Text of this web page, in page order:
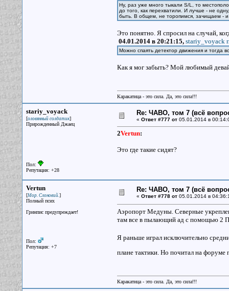
Ну, раз уже много тыкали S/L, то
до того, как перехватили. И лучше - не
быть. В общем, не торопимся, зачищаем - и
Это понятно. Я спросил на случай,
04.01.2014 в 20:21:15, stariy_voyack
Можно спаять детектор движения и тогда
Как я мог забыть? Мой любимый
Каракатица - это сила. Да, это сила!!!
stariy_voyack
[оловянный солдатик]
Прирожденный Джаец
Пол:
Репутация: +28
Re: ЧАВО, том 7 (всё
« Ответ #777 от05.01.2014 в
2Vertun:
Это где такие сидят?
Vertun
[Мор. Слоновий.]
Полный псих
Гринпис предупреждает!
Пол:
Репутация: +7
Re: ЧАВО, том 7 (всё
« Ответ #778 от05.01.2014 в
Аэропорт Медуны. Северные
там все в пылающий ад с помощью 2
Я раньше играл исключительно
плане тактики. Но почитал на
Каракатица - это сила. Да, это сила!!!